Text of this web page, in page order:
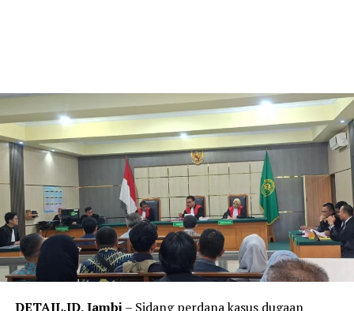
DETAIL.ID, Jambi– Sidang perdana kasus dugaan